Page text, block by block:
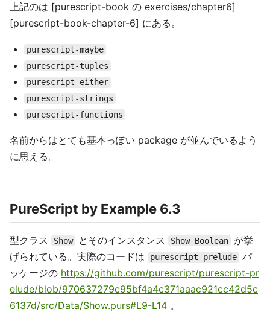
上記のは [purescript-book の exercises/chapter6]
[purescript-book-chapter-6] にある。
purescript-maybe
purescript-tuples
purescript-either
purescript-strings
purescript-functions
名前からはとても基本っぽい package が並んでいるよう
に思える。
PureScript by Example 6.3
型クラス Show とそのインスタンス Show Boolean
が挙
げられている。実際のコードは
purescript-prelude パ
ッケージの https://github.com/purescript/purescript-pr
elude/blob/970637279c95bf4a4c371aaac921cc42d5c
6137d/src/Data/Show.purs#L9-L14 。